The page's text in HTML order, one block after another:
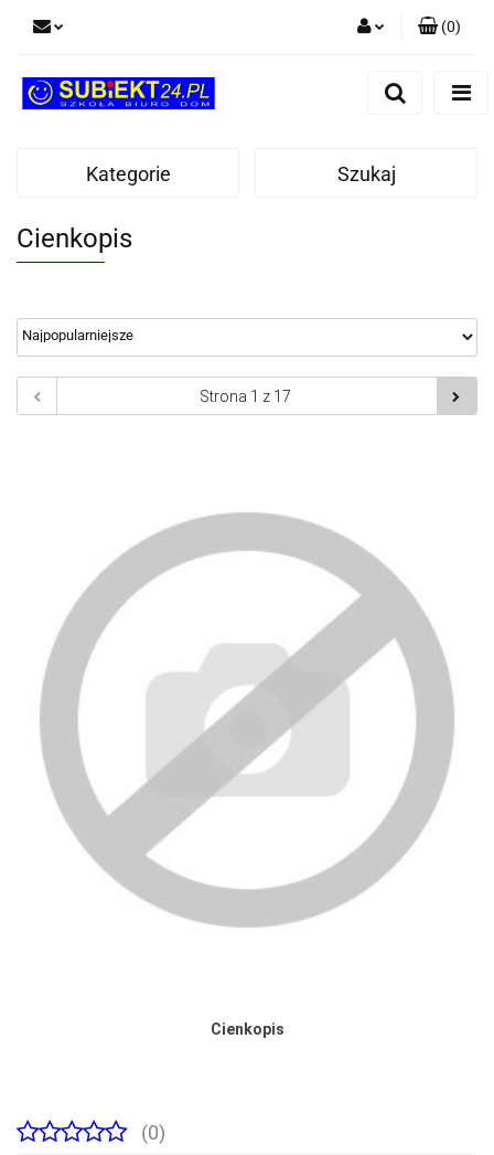
(0)
Kategorie Szukaj
Cienkopis
Cienkopis
(0)